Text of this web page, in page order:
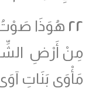
٢٢ هُوَذَا صَوْتُ
مِنْ أَرْضِ
مَأْوَى بَنَاتِ